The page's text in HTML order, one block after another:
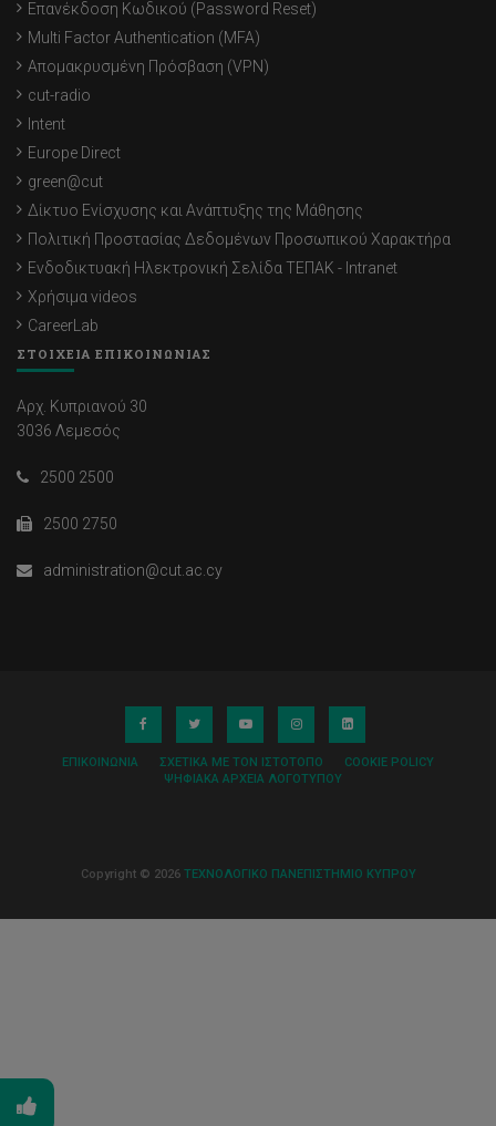
Επανέκδοση Κωδικού (Password Reset)
Multi Factor Authentication (MFA)
Απομακρυσμένη Πρόσβαση (VPN)
cut-radio
Intent
Europe Direct
green@cut
Δίκτυο Ενίσχυσης και Ανάπτυξης της Μάθησης
Πολιτική Προστασίας Δεδομένων Προσωπικού Χαρακτήρα
Ενδοδικτυακή Ηλεκτρονική Σελίδα ΤΕΠΑΚ - Intranet
Χρήσιμα videos
CareerLab
ΣΤΟΙΧΕΙΑ ΕΠΙΚΟΙΝΩΝΙΑΣ
Αρχ. Κυπριανού 30
3036 Λεμεσός
2500 2500
2500 2750
administration@cut.ac.cy
ΕΠΙΚΟΙΝΩΝΊΑ ΣΧΕΤΙΚΆ ΜΕ ΤΟΝ ΙΣΤΌΤΟΠΟ
COOKIE POLICY
ΨΗΦΙΑΚΆ ΑΡΧΕΊΑ ΛΟΓΌΤΥΠΟΥ
Copyright © 2026 ΤΕΧΝΟΛΟΓΙΚΟ ΠΑΝΕΠΙΣΤΗΜΙΟ ΚΥΠΡΟΥ